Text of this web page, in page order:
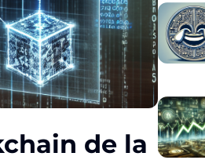
de la